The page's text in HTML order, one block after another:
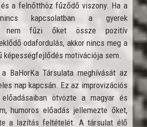
és a felnőtthöz fűződő viszony. Ha a
nincs kapcsolatban a gyerek
nem fűzi őket össze pozitív
odafordulás, akkor nincs meg a
képességfejlődés motivációja sem.
BaHorKa Társulata meghívását az
nap kapcsán. Ez az improvizációs
ötvözte a magyar és
humoros előadás jellemezte őket,
a lazítás feltételét. A társulat élő